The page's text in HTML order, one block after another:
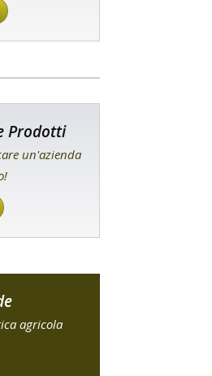
Prodotti
un'azienda
agricola